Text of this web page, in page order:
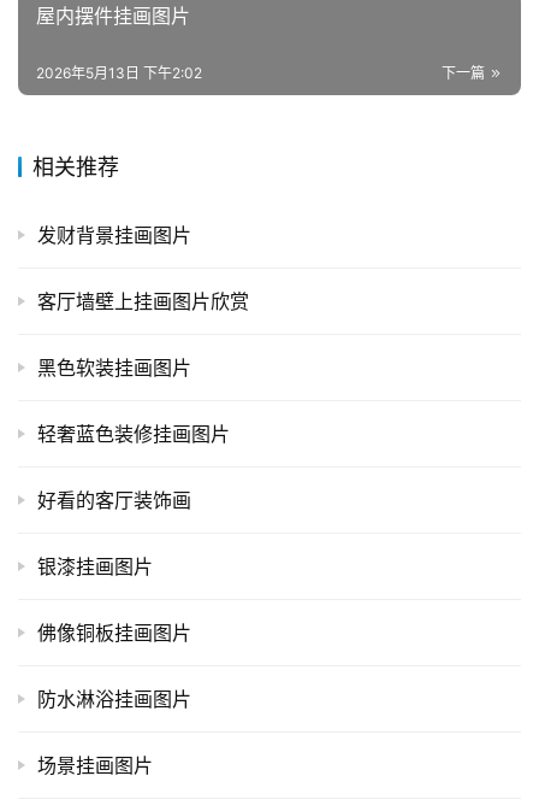
屋内摆件挂画图片
下一篇
2026年5月13日 下午2:02
相关推荐
发财背景挂画图片
客厅墙壁上挂画图片欣赏
黑色软装挂画图片
轻奢蓝色装修挂画图片
好看的客厅装饰画
银漆挂画图片
佛像铜板挂画图片
防水淋浴挂画图片
场景挂画图片